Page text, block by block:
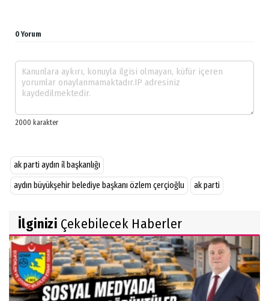
0 Yorum
ak parti aydın i̇l başkanlığı
aydın büyükşehir belediye başkanı özlem çerçioğlu
ak parti
İlginizi Çekebilecek Haberler